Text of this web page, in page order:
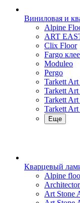
Виниловая и
Alpine
ART
Clix Floor
Fargo
Moduleo
Pergo
Tarkett
Tarkett
Tarkett
Tarkett
Еще
Кварцевый
Alpine
Art Stone